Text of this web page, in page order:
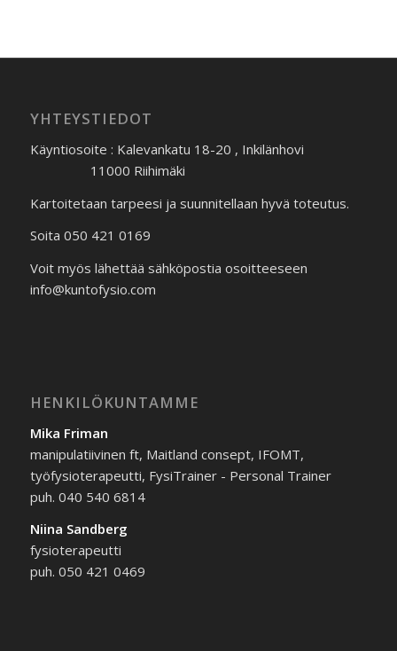
YHTEYSTIEDOT
Käyntiosoite : Kalevankatu 18-20 , Inkilänhovi
11000 Riihimäki
Kartoitetaan tarpeesi ja suunnitellaan hyvä toteutus.
Soita 050 421 0169
Voit myös lähettää sähköpostia osoitteeseen
info@kuntofysio.com
HENKILÖKUNTAMME
Mika Friman
manipulatiivinen ft, Maitland consept, IFOMT,
työfysioterapeutti, FysiTrainer - Personal Trainer
puh. 040 540 6814
Niina Sandberg
fysioterapeutti
puh. 050 421 0469